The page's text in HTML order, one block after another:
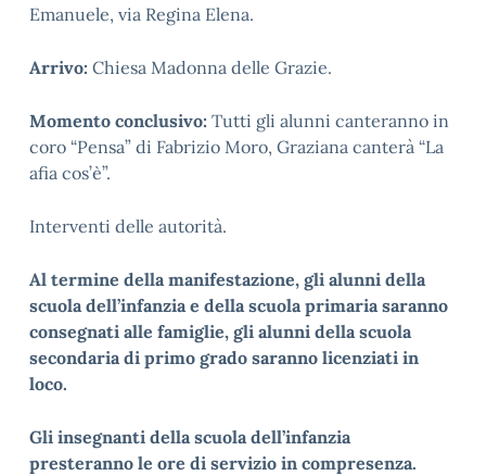
Emanuele, via Regina Elena.
Arrivo: Chiesa Madonna delle Grazie.
Momento conclusivo: Tutti gli alunni canteranno in
coro “Pensa” di Fabrizio Moro, Graziana canterà “La
afia cos’è”.
Interventi delle autorità.
Al termine della manifestazione, gli alunni della
scuola dell’infanzia e della scuola primaria saranno
consegnati alle famiglie, gli alunni della scuola
secondaria di primo grado saranno licenziati in
loco.
Gli insegnanti della scuola dell’infanzia
presteranno le ore di servizio in compresenza.